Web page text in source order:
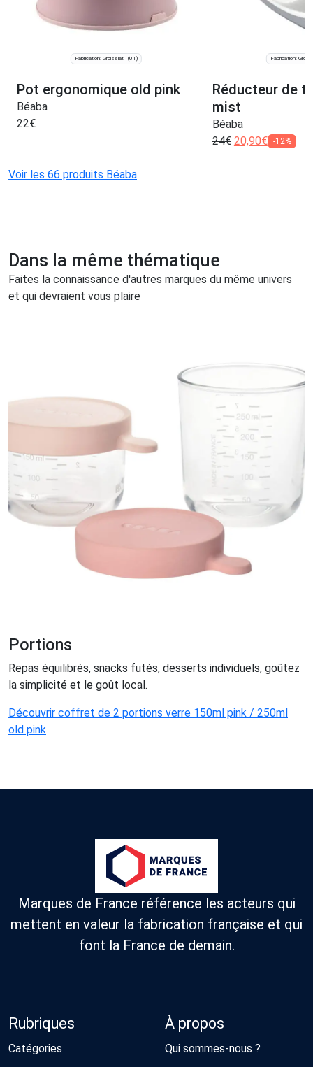
Fabrication: Groissiat (01)
Pot ergonomique old pink
Béaba
22€
Fabrication:
Réducteur de
mist
Béaba
24€ 20,90€ -12%
Voir les 66 produits Béaba
Dans la même thématique
Faites la connaissance d'autres marques du même univers
et qui devraient vous plaire
Portions
Repas équilibrés, snacks futés, desserts individuels, goûtez
la simplicité et le goût local.
Découvrir coffret de 2 portions verre 150ml pink / 250ml
old pink
Marques de France référence les acteurs qui
mettent en valeur la fabrication française et qui
font la France de demain.
Rubriques
Catégories
À propos
Qui sommes-nous ?